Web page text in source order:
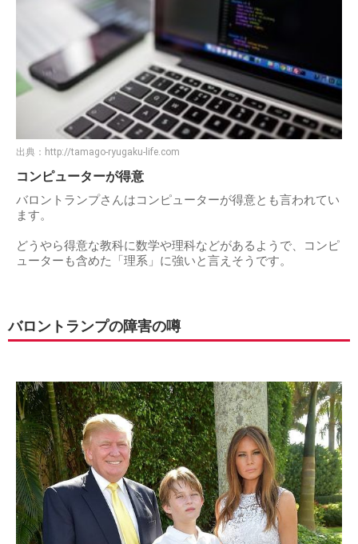
出典： http://tamago-ryugaku-life.com
コンピューターが得意
バロントランプさんはコンピューターが得意とも言われてい
ます。
どうやら得意な教科に数学や理科などがあるようで、コンピ
ューターも含めた「理系」に強いと言えそうです。
バロントランプの障害の噂